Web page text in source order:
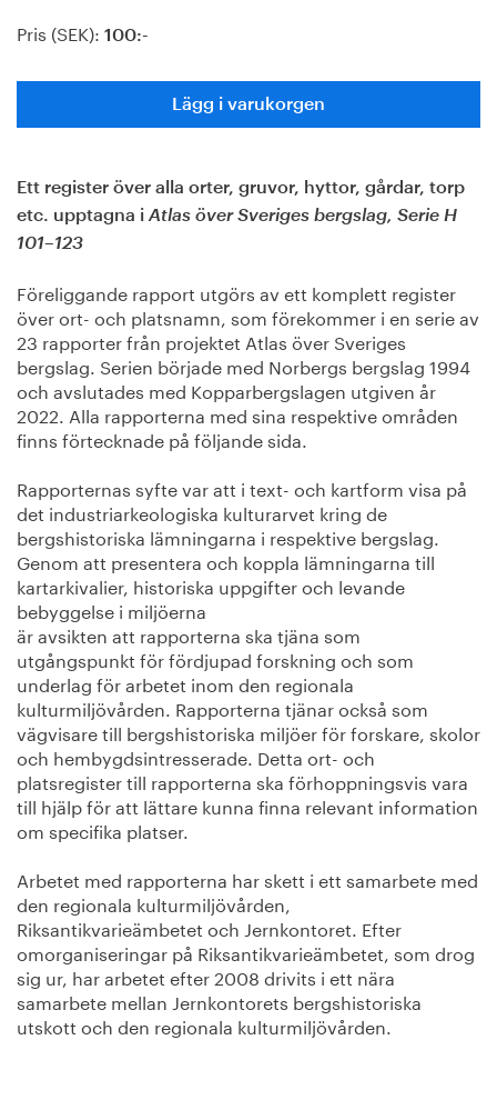
Pris (SEK): 100:-
Lägg i varukorgen
Ett register över alla orter, gruvor, hyttor, gårdar, torp
etc. upptagna i Atlas över Sveriges bergslag, Serie H
101–123
Föreliggande rapport utgörs av ett komplett register
över ort- och platsnamn, som förekommer i en serie av
23 rapporter från projektet Atlas över Sveriges
bergslag. Serien började med Norbergs bergslag 1994
och avslutades med Kopparbergslagen utgiven år
2022. Alla rapporterna med sina respektive områden
finns förtecknade på följande sida.
Rapporternas syfte var att i text- och kartform visa på
det industriarkeologiska kulturarvet kring de
bergshistoriska lämningarna i respektive bergslag.
Genom att presentera och koppla lämningarna till
kartarkivalier, historiska uppgifter och levande
bebyggelse i miljöerna
är avsikten att rapporterna ska tjäna som
utgångspunkt för fördjupad forskning och som
underlag för arbetet inom den regionala
kulturmiljövården. Rapporterna tjänar också som
vägvisare till bergshistoriska miljöer för forskare, skolor
och hembygdsintresserade. Detta ort- och
platsregister till rapporterna ska förhoppningsvis vara
till hjälp för att lättare kunna finna relevant information
om specifika platser.
Arbetet med rapporterna har skett i ett samarbete med
den regionala kulturmiljövården,
Riksantikvarieämbetet och Jernkontoret. Efter
omorganiseringar på Riksantikvarieämbetet, som drog
sig ur, har arbetet efter 2008 drivits i ett nära
samarbete mellan Jernkontorets bergshistoriska
utskott och den regionala kulturmiljövården.